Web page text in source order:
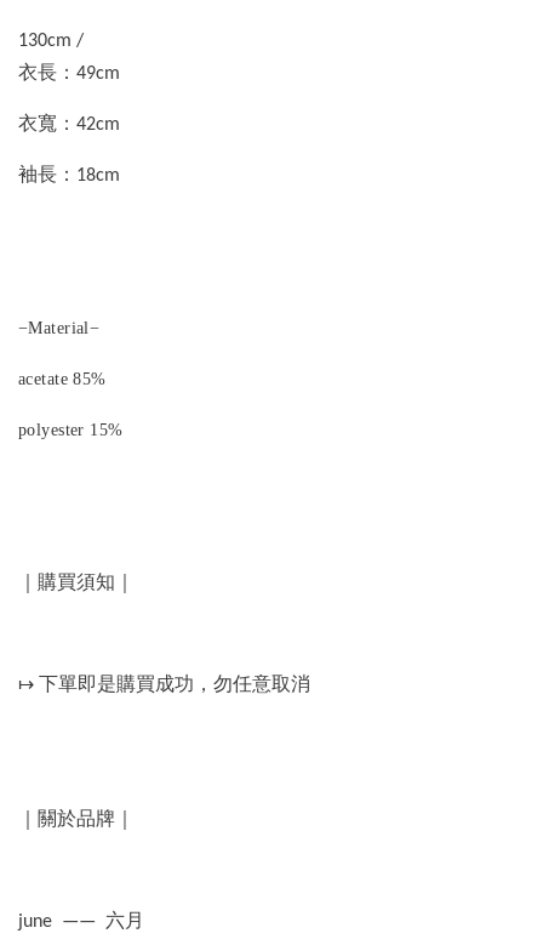
130cm /
衣長：49cm
衣寬：42cm
袖長：18cm
−Material−
acetate 85%
polyester 15%
｜購買須知｜
↦ 下單即是購買成功，勿任意取消
｜關於品牌｜
june —— 六月